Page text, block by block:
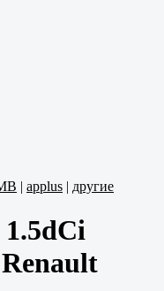
| applus | другие